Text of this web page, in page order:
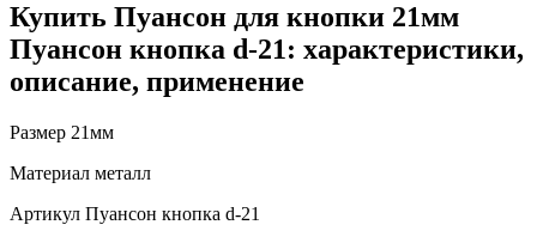
Купить Пуансон для кнопки 21мм
Пуансон кнопка d-21: характеристики,
описание, применение
Размер 21мм
Материал металл
Артикул Пуансон кнопка d-21